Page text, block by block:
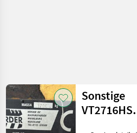
Sonstige
VT2716HS